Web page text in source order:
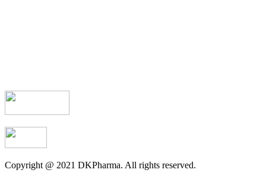
Copyright @ 2021 DKPharma. All rights reserved.